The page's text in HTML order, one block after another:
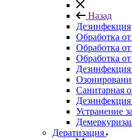
Назад
Дезинфекция
Обработка
Обработка
Обработка
Дезинфекция
Санитарная
Устранение
Дератизация